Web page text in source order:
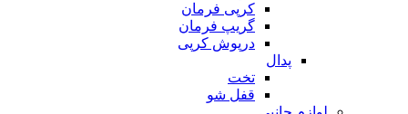
کرپی فرمان
گریپ فرمان
درپوش کرپی
پدال
تخت
قفل شو